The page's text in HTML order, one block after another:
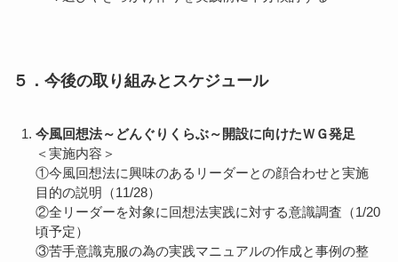
５．今後の取り組みとスケジュール
今風回想法～どんぐりくらぶ～開設に向けたＷＧ発足
＜実施内容＞
①今風回想法に興味のあるリーダーとの顔合わせと実施
目的の説明（11/28）
②全リーダーを対象に回想法実践に対する意識調査（1/20
頃予定）
③苦手意識克服の為の実践マニュアルの作成と事例の整